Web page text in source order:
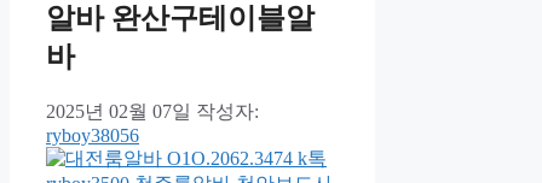
알바 완산구테이블알
바
2025년 02월 07일 작성자:
ryboy38056